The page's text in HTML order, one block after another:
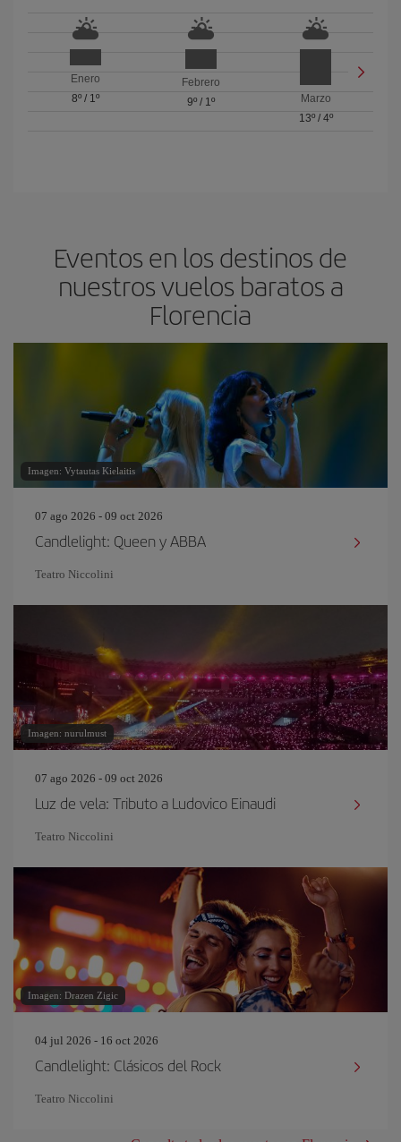
Enero
8º/ 1º
Febrero
9º/ 1º
Marzo
13º/ 4º
Eventos en los destinos de
nuestros vuelos baratos a
Florencia
Imagen: Vytautas Kielaitis
07 ago 2026 - 09 oct 2026
Candlelight: Queen y ABBA
Teatro Niccolini
Imagen: nurulmust
07 ago 2026 - 09 oct 2026
Luz de vela: Tributo a Ludovico Einaudi
Teatro Niccolini
Imagen: Drazen Zigic
04 jul 2026 - 16 oct 2026
Candlelight: Clásicos del Rock
Teatro Niccolini